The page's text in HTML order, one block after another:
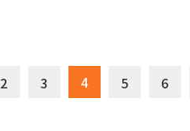
2 3 4 5 6